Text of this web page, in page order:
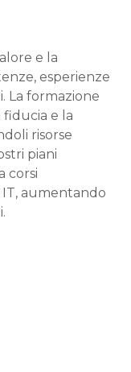
e la
esperienze
La formazione
fiducia e la
risorse
piani
corsi
aumentando